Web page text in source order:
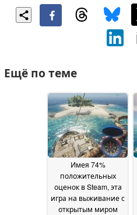
Ещё по теме
Имея 74%
положительных
оценок в Steam, эта
игра на выживание с
открытым миром